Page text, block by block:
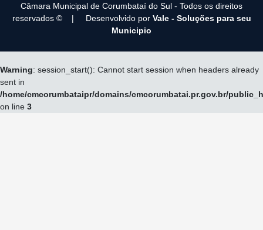
Câmara Municipal de Corumbataí­ do Sul - Todos os direitos
reservados ©| Desenvolvido por Vale - Soluções para seu
Municipio
Warning: session_start(): Cannot start session when headers already
sent in
/home/cmcorumbataipr/domains/cmcorumbatai.pr.gov.br/
on line 3